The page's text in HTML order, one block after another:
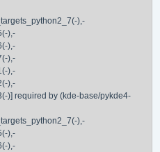
),-
),-
),-
),-
),-
),-
)] required by (kde-base/pykde4-
),-
),-
),-